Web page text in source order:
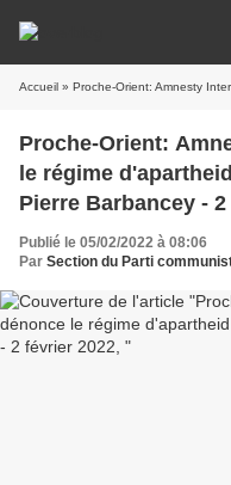
Accueil » Proche-Orient: Amnesty International
Proche-Orient:
le régime
Pierre Barbancey -
Publié le 05/02/2022 à 08:06
Par Section du Parti